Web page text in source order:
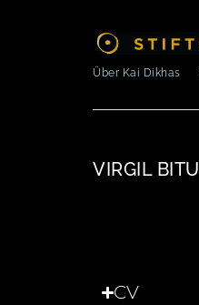
Über Kai Dikhas
VIRGIL BITU
CV